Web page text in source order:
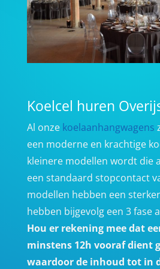
Koelcel huren
Al onze koelaanhangwagens
een moderne en krachtige
kleinere modellen wordt die
een standaard stopcontact
modellen hebben een
hebben bijgevolg een 3 fase
Hou er rekening mee dat
minstens 12h vooraf dient
waardoor de inhoud tot in